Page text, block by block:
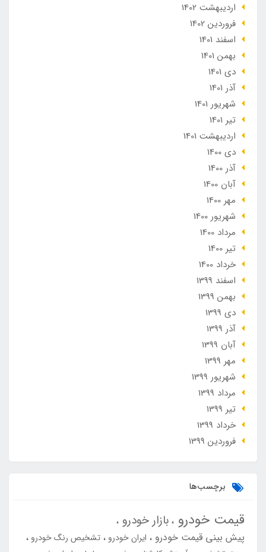
ارديبهشت 1402
فروردین 1402
اسفند 1401
بهمن 1401
دی 1401
آذر 1401
شهریور 1401
تير 1401
ارديبهشت 1401
دی 1400
آذر 1400
آبان 1400
مهر 1400
شهریور 1400
مرداد 1400
تير 1400
خرداد 1400
اسفند 1399
بهمن 1399
دی 1399
آذر 1399
آبان 1399
مهر 1399
شهریور 1399
مرداد 1399
تير 1399
خرداد 1399
فروردین 1399
برچسب‌ها
قیمت خودرو بازار خودرو
پیش بینی قیمت خودرو ایران خودرو
تشخیص رنگ خودرو